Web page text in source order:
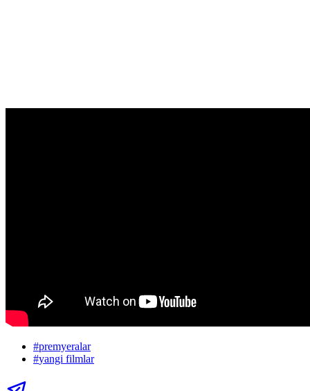
#premyeralar
#yangi filmlar